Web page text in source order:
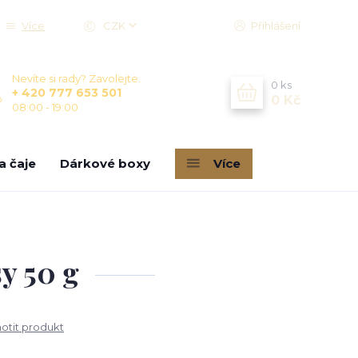
Více CZK Přihlášení
Nevíte si rady? Zavolejte.
+ 420 777 653 501
08:00 - 19:00
0 ks
0 Kč
čaje Dárkové boxy Více
50 g
produkt